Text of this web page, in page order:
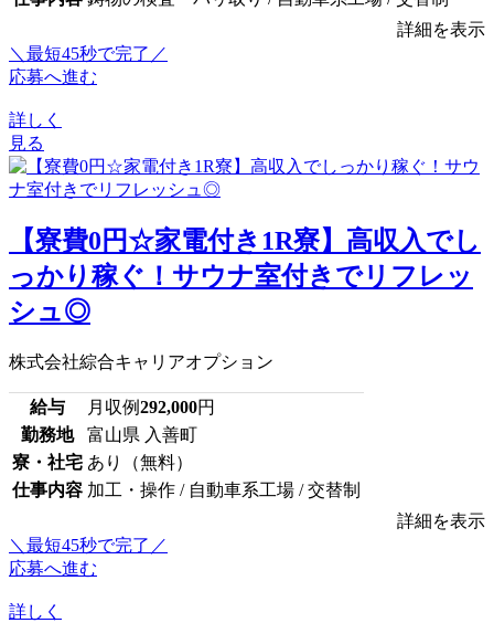
詳細を表示
＼最短45秒で完了／
応募へ進む
詳しく
見る
【寮費0円☆家電付き1R寮】高収入でし
っかり稼ぐ！サウナ室付きでリフレッ
シュ◎
株式会社綜合キャリアオプション
給与 月収例292,000円
勤務地
富山県 入善町
寮・社宅 あり（無料）
仕事内容 加工・操作 / 自動車系工場 / 交替制
詳細を表示
＼最短45秒で完了／
応募へ進む
詳しく